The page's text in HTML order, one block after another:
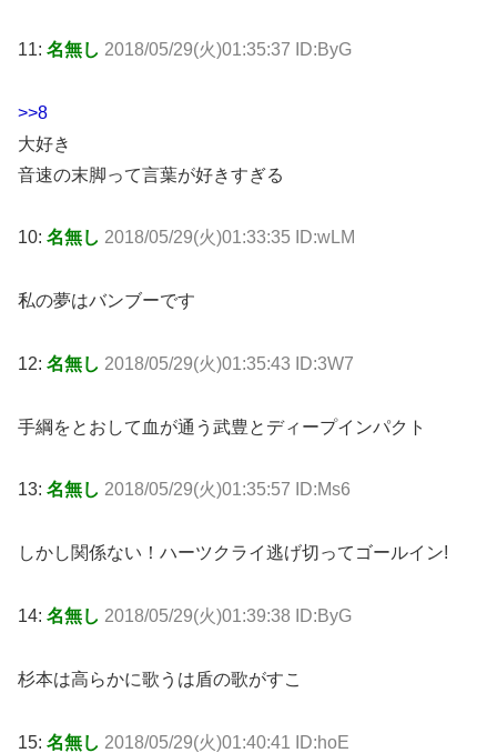
11: 名無し 2018/05/29(火)01:35:37 ID:ByG
>>8
大好き
音速の末脚って言葉が好きすぎる
10: 名無し 2018/05/29(火)01:33:35 ID:wLM
私の夢はバンブーです
12: 名無し 2018/05/29(火)01:35:43 ID:3W7
手綱をとおして血が通う武豊とディープインパクト
13: 名無し 2018/05/29(火)01:35:57 ID:Ms6
しかし関係ない！ハーツクライ逃げ切ってゴールイン!
14: 名無し 2018/05/29(火)01:39:38 ID:ByG
杉本は高らかに歌うは盾の歌がすこ
15: 名無し 2018/05/29(火)01:40:41 ID:hoE